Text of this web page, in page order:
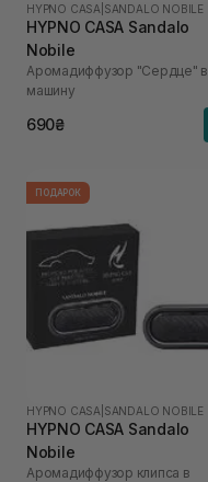
HYPNO CASA SANDALO NOBILE
HYPNO CASA Sandalo
Nobile
Аромадиффузор "Сердце" в
машину
690₴
ПОДАРОК
HYPNO CASA SANDALO NOBILE
HYPNO CASA Sandalo
Nobile
Аромадиффузор клипса в